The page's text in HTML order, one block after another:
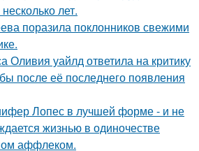
лет.
поразила поклонников свежими
Оливия уайлд ответила на критику
после её последнего появления
Лопес в лучшей форме - и не
жизнью в одиночестве
аффлеком.